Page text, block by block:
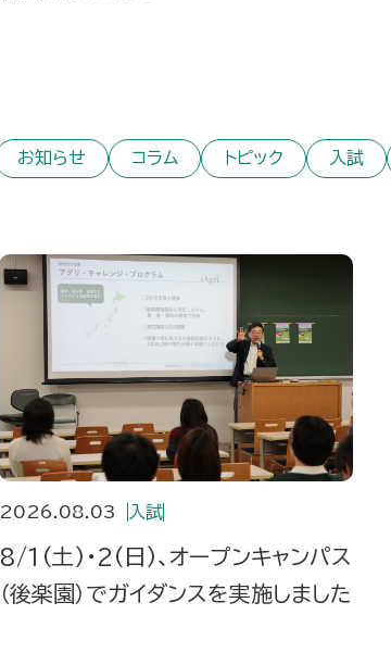
お知らせ コラム トピック 入試
2026.08.03 入試
8/1(土)・2(日)、オープンキャンパス
（後楽園）でガイダンスを実施しました